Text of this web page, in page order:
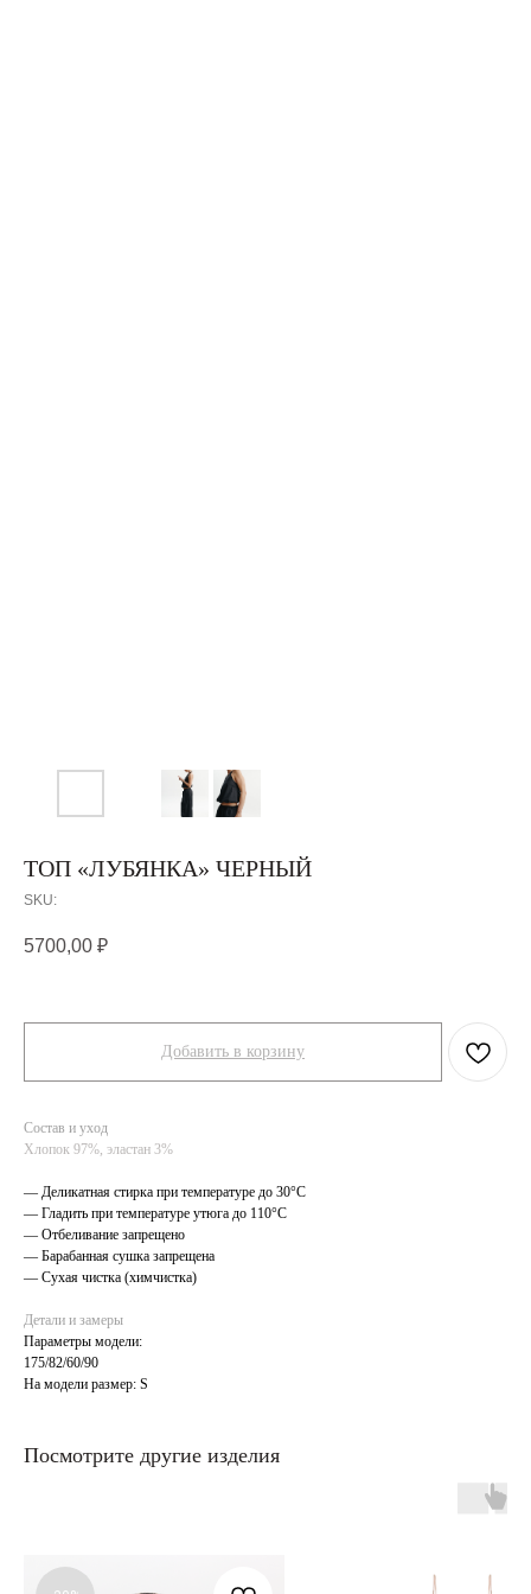
ТОП «ЛУБЯНКА» ЧЕРНЫЙ
SKU:
5700,00 ₽
Добавить в корзину
Состав и уход
Хлопок 97%, эластан 3%
— Деликатная стирка при температуре до 30°C
— Гладить при температуре утюга до 110°C
— Отбеливание запрещено
— Барабанная сушка запрещена
— Сухая чистка (химчистка)
Детали и замеры
Параметры модели:
175/82/60/90
На модели размер: S
Посмотрите другие изделия